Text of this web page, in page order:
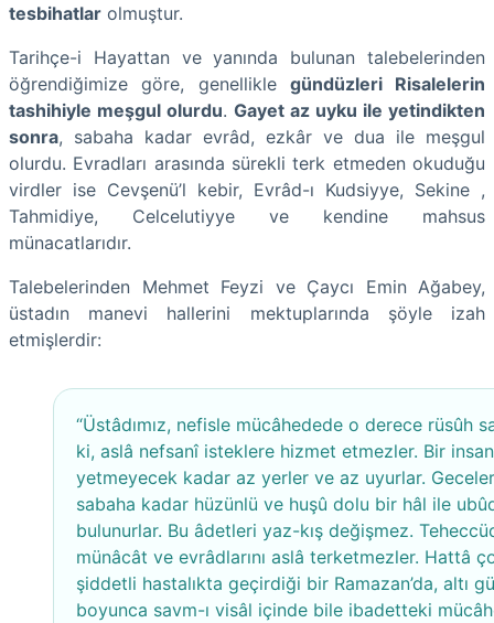
tesbihatlar olmuştur.
Tarihçe-i Hayattan ve yanında bulunan talebelerinden
öğrendiğimize göre, genellikle gündüzleri Risalelerin
tashihiyle meşgul olurdu. Gayet az uyku ile yetindikten
sonra, sabaha kadar evrâd, ezkâr ve dua ile meşgul
olurdu. Evradları arasında sürekli terk etmeden okuduğu
virdler ise Cevşenü’l kebir, Evrâd-ı Kudsiyye, Sekine ,
Tahmidiye, Celcelutiyye ve kendine mahsus
münacatlarıdır.
Talebelerinden Mehmet Feyzi ve Çaycı Emin Ağabey,
üstadın manevi hallerini mektuplarında şöyle izah
etmişlerdir:
“Üstâdımız, nefisle mücâhedede o derece rüsûh
ki, aslâ nefsanî isteklere hizmet etmezler. Bir
yetmeyecek kadar az yerler ve az uyurlar.
sabaha kadar hüzünlü ve huşû dolu bir hâl ile
bulunurlar. Bu âdetleri yaz-kış değişmez.
münâcât ve evrâdlarını aslâ terketmezler. Hattâ
şiddetli hastalıkta geçirdiği bir Ramazan’da, altı
boyunca savm-ı visâl içinde bile ibadetteki